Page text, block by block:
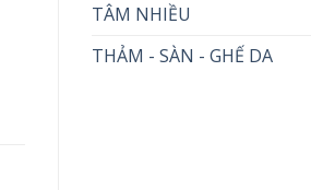
TÂM NHIỀU
THẢM - SÀN - GHẾ DA